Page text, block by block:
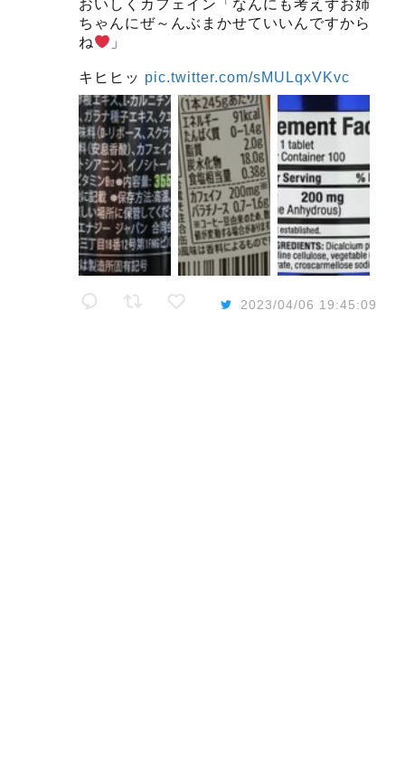
おいしくカフェイン「なんにも考えずお姉
ちゃんにぜ～んぶまかせていいんですから
ね
」
キヒヒッ pic.twitter.com/sMULqxVKvc
2023/04/06 19:45:09